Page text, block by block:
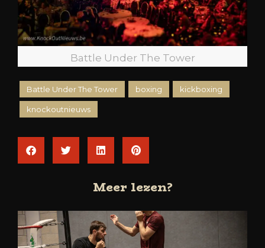
Battle Under The Tower
Battle Under The Tower boxing kickboxing
knockoutnieuws
Meer lezen?